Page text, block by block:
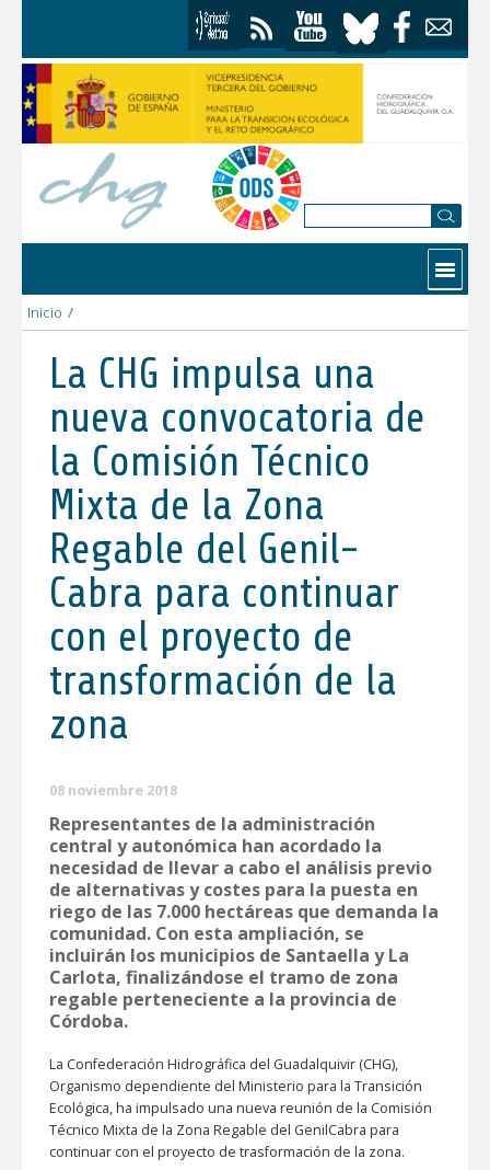
Contactar
Inicio /
La CHG impulsa una
nueva convocatoria de
la Comisión Técnico
Mixta de la Zona
Regable del Genil-
Cabra para continuar
con el proyecto de
transformación de la
zona
08 noviembre 2018
Representantes de la administración
central y autonómica han acordado la
necesidad de llevar a cabo el análisis previo
de alternativas y costes para la puesta en
riego de las 7.000 hectáreas que demanda la
comunidad. Con esta ampliación, se
incluirán los municipios de Santaella y La
Carlota, finalizándose el tramo de zona
regable perteneciente a la provincia de
Córdoba.
La Confederación Hidrográfica del Guadalquivir (CHG),
Organismo dependiente del Ministerio para la Transición
Ecológica, ha impulsado una nueva reunión de la Comisión
Técnico Mixta de la Zona Regable del GenilCabra para
continuar con el proyecto de trasformación de la zona.